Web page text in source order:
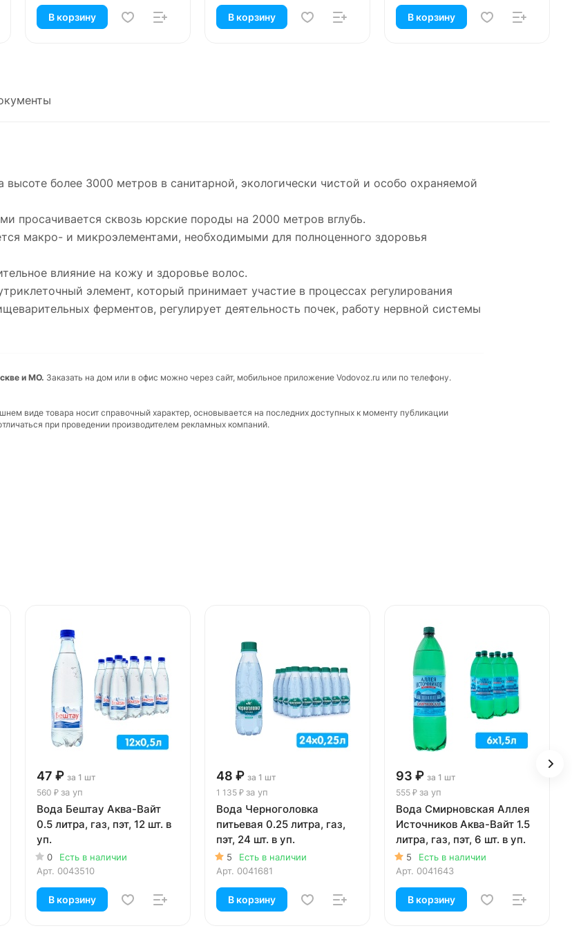
В корзину В корзину В корзину
более 3000 метров в санитарной, экологически чистой и особо охраняемой
просачивается сквозь юрские породы на 2000 метров вглубь.
макро- и микроэлементами, необходимыми для полноценного здоровья
влияние на кожу и здоровье волос.
элемент, который принимает участие в процессах регулирования
ферментов, регулирует деятельность почек, работу нервной системы
и МО. Заказать на дом или в офис можно через сайт, мобильное приложение Vodovoz.ru или по телефону.
виде товара носит справочный характер, основывается на последних доступных к моменту публикации
при проведении производителем рекламных компаний.
47 ₽ за 1 шт
560 ₽ за уп
Вода Бештау Аква-Вайт
0.5 литра, газ, пэт, 12 шт. в
уп.
0
Есть в наличии
Арт. 0043510
В корзину
48 ₽ за 1 шт
1 135 ₽ за уп
Вода Черноголовка
питьевая 0.25 литра, газ,
пэт, 24 шт. в уп.
5
Есть в наличии
Арт. 0041681
В корзину
93 ₽ за 1 шт
555 ₽ за уп
Вода Смирновская Аллея
Источников Аква-Вайт 1.5
литра, газ, пэт, 6 шт. в уп.
5
Есть в наличии
Арт. 0041643
В корзину